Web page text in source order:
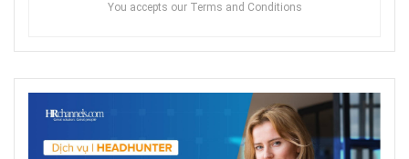
You accepts our Terms and Conditions